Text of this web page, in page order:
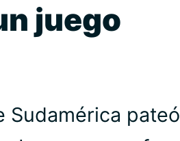
juego
Sudamérica pateó